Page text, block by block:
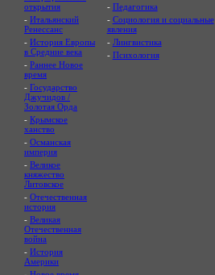
открытия
- Итальянский
Ренессанс
- История Европы
в Средние века
- Раннее Новое
время
- Государство
Джучидов /
Золотая Орда
- Крымское
ханство
- Османская
империя
- Великое
княжество
Литовское
- Отечественная
история
- Великая
Отечественная
война
- История
Америки
- Педагогика
- Социология и социальные
явления
- Лингвистика
- Психология